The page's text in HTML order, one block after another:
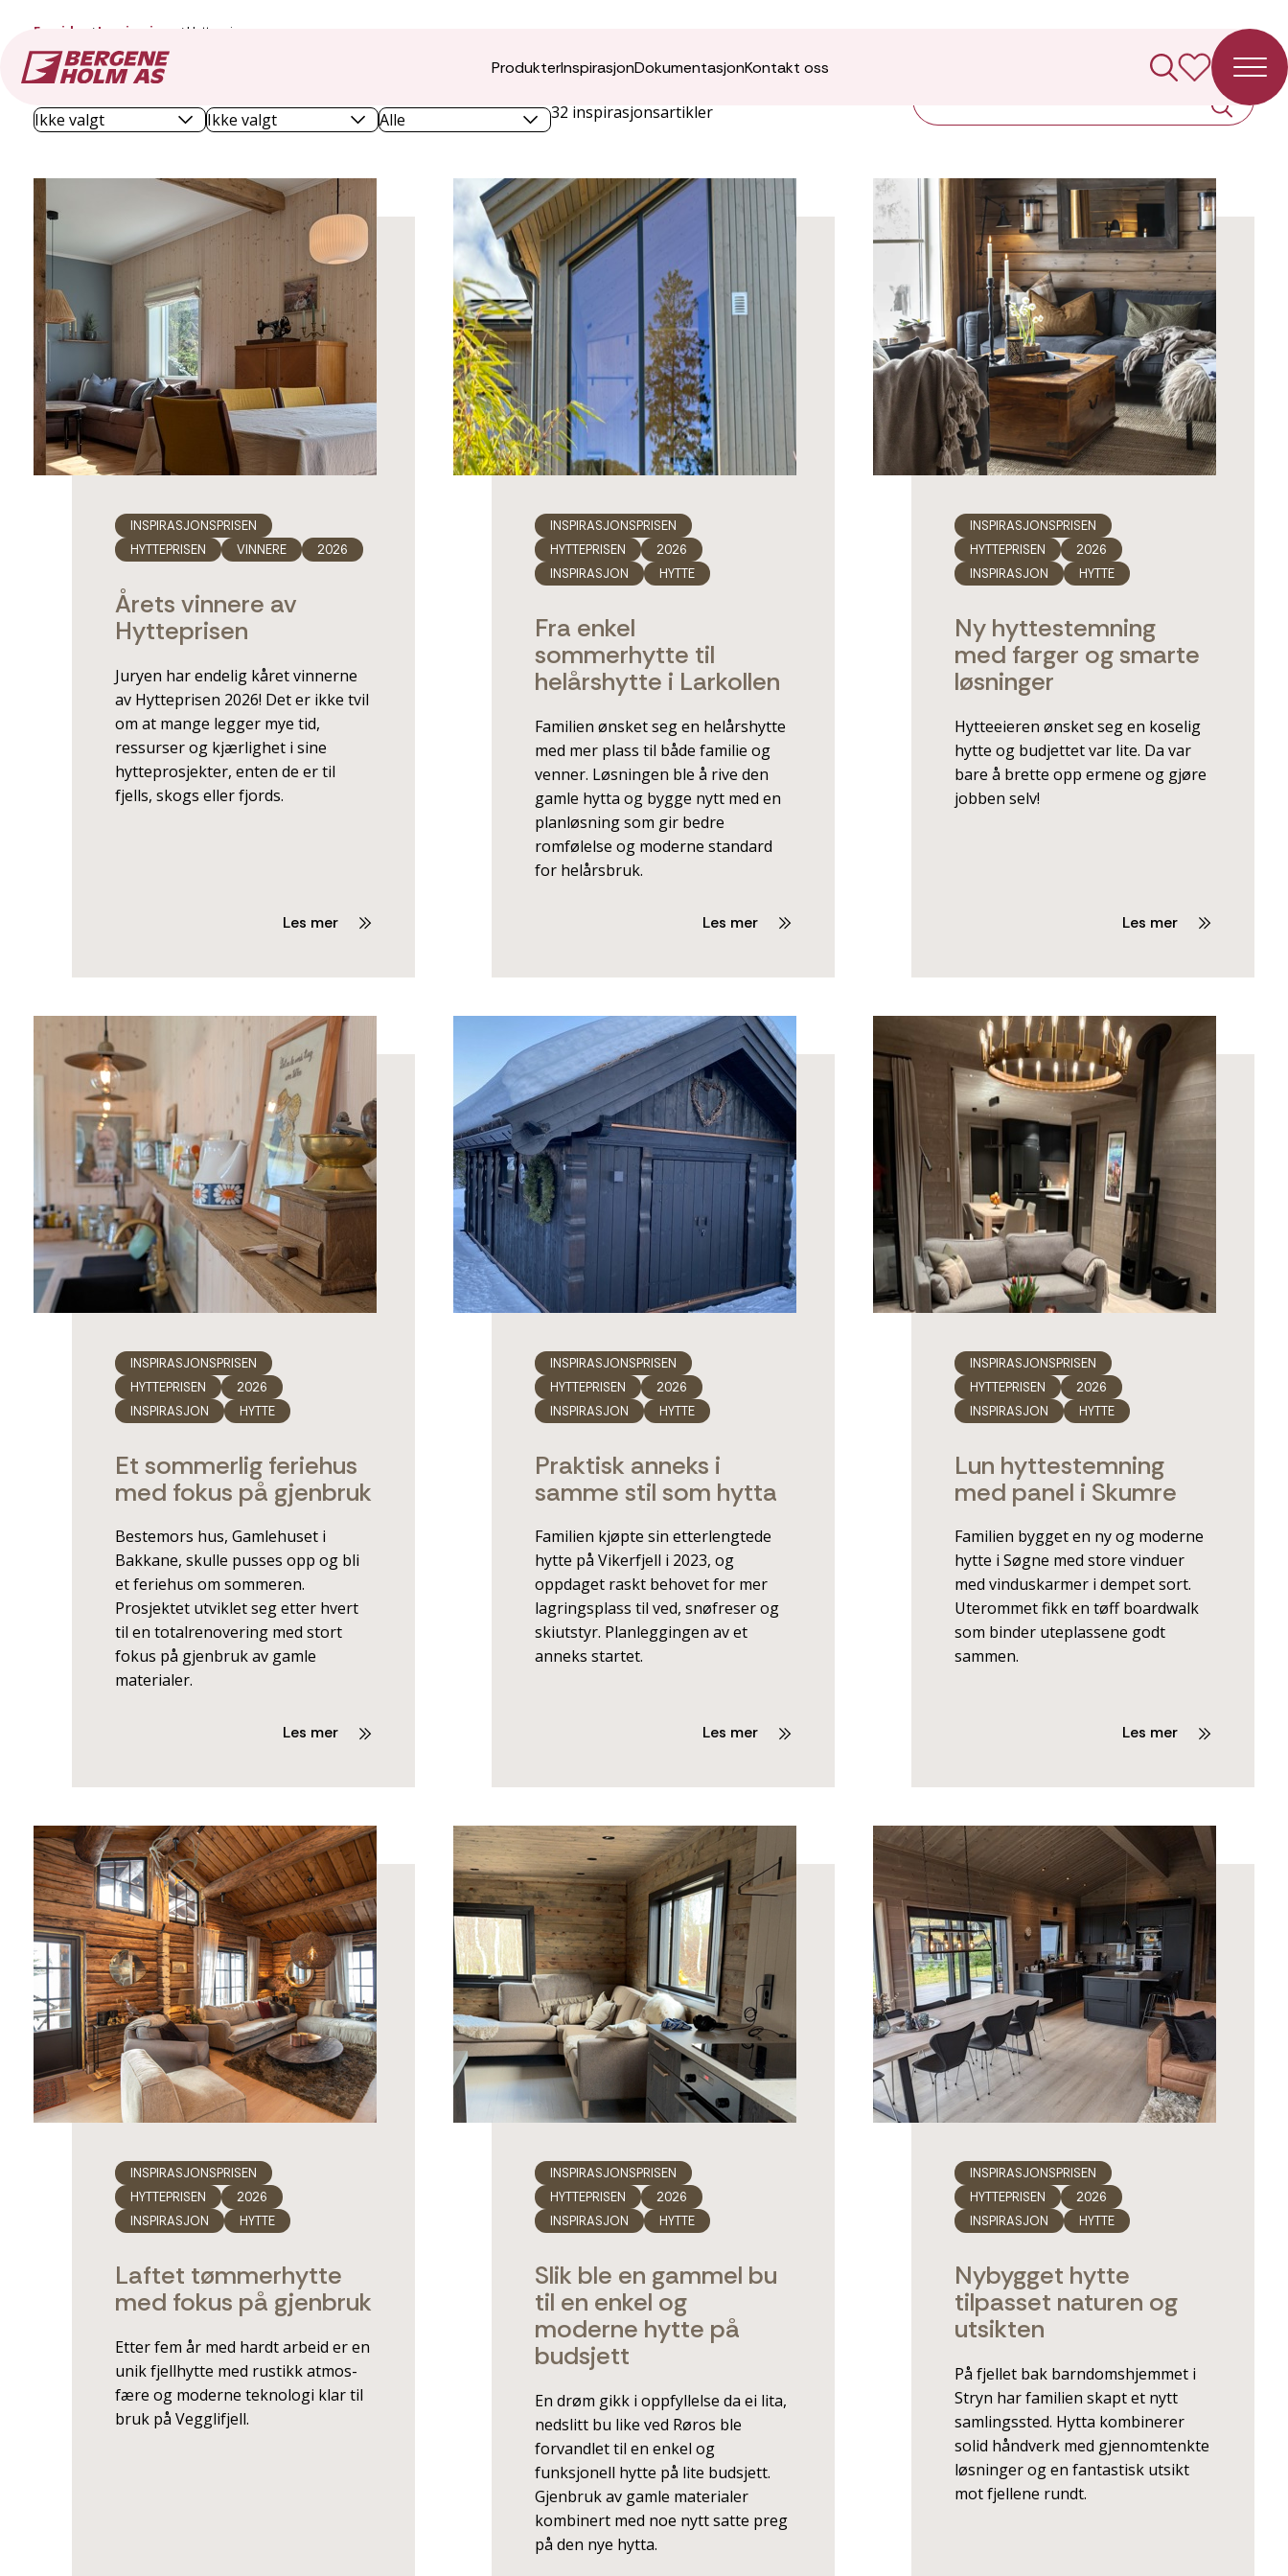
ProdukterInspirasjonDokumentasjonKontakt oss
Forside Inspirasjon Hytteprisen
Priser
32 inspirasjonsartikler
INSPIRASJONSPRISEN
HYTTEPRISEN
VINNERE 2026
Årets vinnere av
Hytteprisen
Juryen har endelig kåret vinnerne
av Hytteprisen 2026! Det er ikke tvil
om at mange legger mye tid,
ressurser og kjærlighet i sine
hytteprosjekter, enten de er til
fjells, skogs eller fjords.
Les mer
INSPIRASJONSPRISEN
HYTTEPRISEN
2026
INSPIRASJON
HYTTE
Fra enkel
sommerhytte til
helårshytte i ­Larkollen
Familien ønsket seg en helårshytte
med mer plass til både familie og
venner. Løsningen ble å rive den
gamle hytta og bygge nytt med en
planløsning som gir bedre
romfølelse og moderne standard
for helårsbruk.
Les mer
INSPIRASJONSPRISEN
HYTTEPRISEN
2026
INSPIRASJON
HYTTE
Ny hyttestemning
med farger og smarte
­løsninger
Hytteeieren ønsket seg en koselig
hytte og budjettet var lite. Da var
bare å brette opp ermene og gjøre
jobben selv!
Les mer
INSPIRASJONSPRISEN
HYTTEPRISEN
2026
INSPIRASJON
HYTTE
Et sommerlig feriehus
med fokus på gjenbruk
Bestemors hus, Gamlehuset i
Bakkane, skulle pusses opp og bli
et feriehus om sommeren.
Prosjektet utviklet seg etter hvert
til en totalrenovering med stort
fokus på gjenbruk av gamle
materialer.
Les mer
INSPIRASJONSPRISEN
HYTTEPRISEN
2026
INSPIRASJON
HYTTE
Praktisk anneks i
samme stil som hytta
Familien kjøpte sin etterlengtede
hytte på Vikerfjell i 2023, og
oppdaget raskt behovet for mer
lagringsplass til ved, snøfreser og
skiutstyr. Planleggingen av et
anneks startet.
Les mer
INSPIRASJONSPRISEN
HYTTEPRISEN
2026
INSPIRASJON
HYTTE
Lun hyttestemning
med panel i Skumre
Familien bygget en ny og moderne
hytte i Søgne med store vinduer
med vinduskarmer i dempet sort.
Uterommet fikk en tøff boardwalk
som binder uteplassene godt
sammen.
Les mer
INSPIRASJONSPRISEN
HYTTEPRISEN
2026
INSPIRASJON
HYTTE
Laftet tømmerhytte
med fokus på gjenbruk
Etter fem år med hardt arbeid er en
unik fjellhytte med rustikk atmos­
fære og moderne teknologi klar til
bruk på Vegglifjell.
INSPIRASJONSPRISEN
HYTTEPRISEN
2026
INSPIRASJON
HYTTE
Slik ble en gammel bu
til en enkel og
moderne hytte på
budsjett
En drøm gikk i oppfyllelse da ei lita,
nedslitt bu like ved Røros ble
forvandlet til en enkel og
funksjonell hytte på lite budsjett.
Gjenbruk av gamle materialer
kombinert med noe nytt satte preg
på den nye hytta.
INSPIRASJONSPRISEN
HYTTEPRISEN
2026
INSPIRASJON
HYTTE
Nybygget hytte
tilpasset naturen og
utsikten
På fjellet bak barndomshjemmet i
Stryn har familien skapt et nytt
samlingssted. Hytta kombinerer
solid håndverk med gjennomtenkte
løsninger og en fantastisk utsikt
mot fjellene rundt.